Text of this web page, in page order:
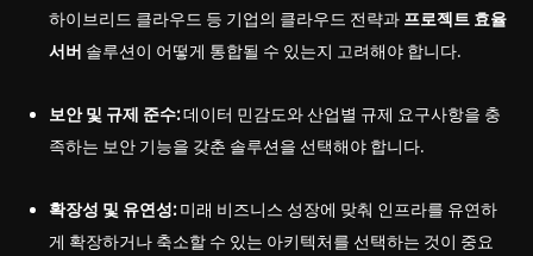
하이브리드 클라우드 등 기업의 클라우드 전략과 프로젝트 효율
서버 솔루션이 어떻게 통합될 수 있는지 고려해야 합니다.
보안 및 규제 준수:데이터 민감도와 산업별 규제 요구사항을 충
족하는 보안 기능을 갖춘 솔루션을 선택해야 합니다.
확장성 및 유연성:미래 비즈니스 성장에 맞춰 인프라를 유연하
게 확장하거나 축소할 수 있는 아키텍처를 선택하는 것이 중요